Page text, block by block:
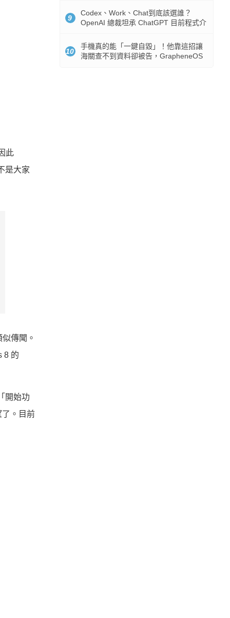
此
是大家
傳聞。
8 的
開始功
了。目前
9
Codex、Work、Chat到底該選誰？
OpenAI 總裁坦承 ChatGPT 目前程式介
10
手機真的能「一鍵自毀」！他靠這招讓
海關查不到資料卻被告，GrapheneOS